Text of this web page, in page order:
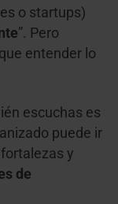
o startups)
”. Pero
entender lo
escuchas es
puede ir
y
de